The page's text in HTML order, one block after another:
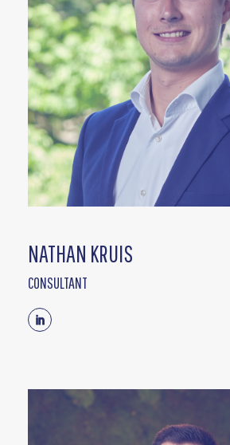
NATHAN KRUIS
CONSULTANT
Linkedin